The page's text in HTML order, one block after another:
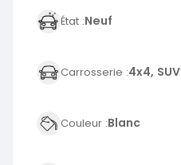
État :Neuf
Carrosserie :4x4, SUV
Couleur :Blanc